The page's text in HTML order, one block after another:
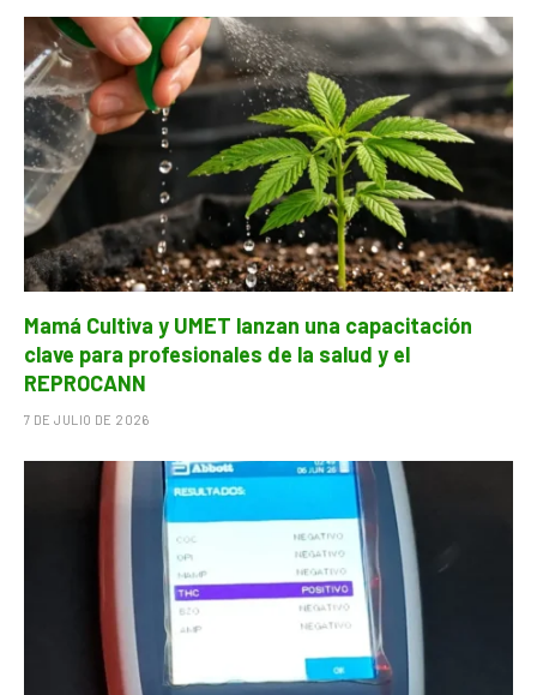
Mamá Cultiva y UMET lanzan una capacitación
clave para profesionales de la salud y el
REPROCANN
7 DE JULIO DE 2026